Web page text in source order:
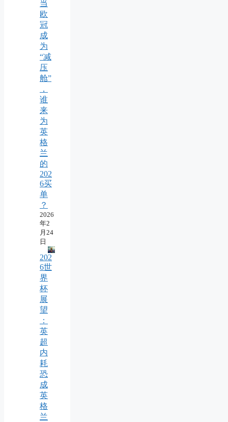
当
欧
冠
成
为
“减
压
舱”
，
谁
来
为
英
格
兰
的
202
6买
单
？
2026
年2
月24
日
202
6世
界
杯
展
望
：
英
超
内
耗
恐
成
英
格
兰